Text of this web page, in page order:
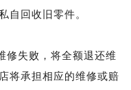
自回收旧零件。
修失败，将全额退还维
将承担相应的维修或赔